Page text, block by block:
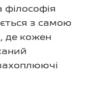
філософія
з самою
де кожен